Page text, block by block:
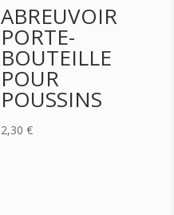
ABREUVOIR
PORTE-
BOUTEILLE
POUR
POUSSINS
2,30€